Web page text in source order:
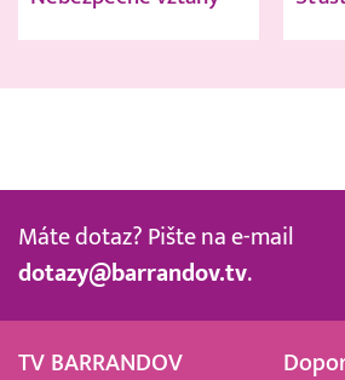
Máte dotaz? Pište na e-mail
dotazy@barrandov.tv.
TV BARRANDOV